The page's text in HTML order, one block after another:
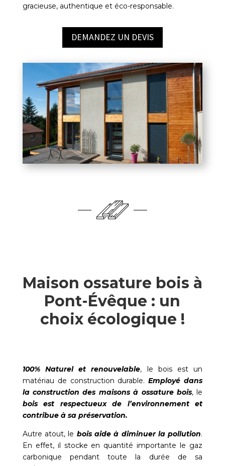
gracieuse, authentique et éco-responsable.
DEMANDEZ UN DEVIS
Maison ossature bois à
Pont-Évêque : un
choix écologique !
100% Naturel et renouvelable, le bois est un
matériau de construction durable.Employé dans
la construction des maisons à ossature bois, le
bois est respectueux de l’environnement et
contribue à sa préservation.
Autre atout, le bois aide à diminuer la pollution.
En effet, il stocke en quantité importante le gaz
carbonique pendant toute la durée de sa